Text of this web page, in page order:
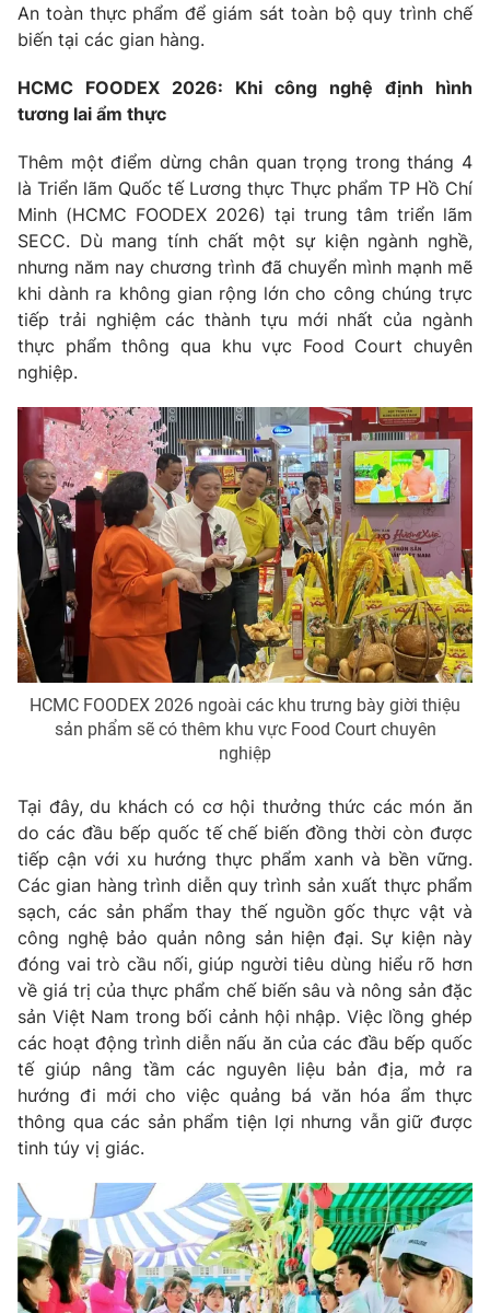
An toàn thực phẩm để giám sát toàn bộ quy trình chế
biến tại các gian hàng.
HCMC FOODEX 2026: Khi công nghệ định hình
tương lai ẩm thực
Thêm một điểm dừng chân quan trọng trong tháng 4
là Triển lãm Quốc tế Lương thực Thực phẩm TP Hồ Chí
Minh (HCMC FOODEX 2026) tại trung tâm triển lãm
SECC. Dù mang tính chất một sự kiện ngành nghề,
nhưng năm nay chương trình đã chuyển mình mạnh mẽ
khi dành ra không gian rộng lớn cho công chúng trực
tiếp trải nghiệm các thành tựu mới nhất của ngành
thực phẩm thông qua khu vực Food Court chuyên
nghiệp.
HCMC FOODEX 2026 ngoài các khu trưng bày giời thiệu
sản phẩm sẽ có thêm khu vực Food Court chuyên
nghiệp
Tại đây, du khách có cơ hội thưởng thức các món ăn
do các đầu bếp quốc tế chế biến đồng thời còn được
tiếp cận với xu hướng thực phẩm xanh và bền vững.
Các gian hàng trình diễn quy trình sản xuất thực phẩm
sạch, các sản phẩm thay thế nguồn gốc thực vật và
công nghệ bảo quản nông sản hiện đại. Sự kiện này
đóng vai trò cầu nối, giúp người tiêu dùng hiểu rõ hơn
về giá trị của thực phẩm chế biến sâu và nông sản đặc
sản Việt Nam trong bối cảnh hội nhập. Việc lồng ghép
các hoạt động trình diễn nấu ăn của các đầu bếp quốc
tế giúp nâng tầm các nguyên liệu bản địa, mở ra
hướng đi mới cho việc quảng bá văn hóa ẩm thực
thông qua các sản phẩm tiện lợi nhưng vẫn giữ được
tinh túy vị giác.